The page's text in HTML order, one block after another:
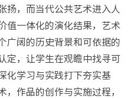
扬，而当代公共艺术进入人
值一体化的演化结果，艺术
广阔的历史背景和可依据的
定，让学生在观瞻中找寻可
化学习与实践打下夯实基
作品的创作与实施过程，